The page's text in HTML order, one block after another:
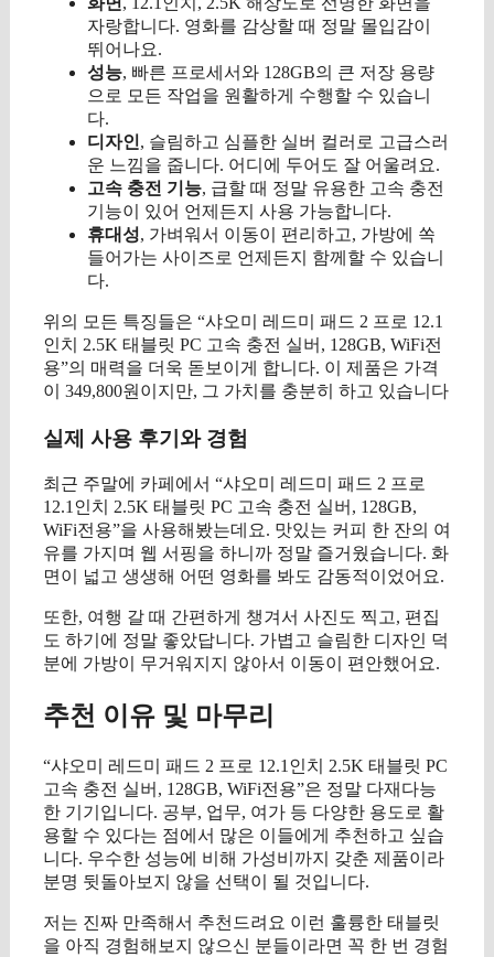
자랑합니다. 영화를 감상할 때 정말 몰입감이
뛰어나요.
성능, 빠른 프로세서와 128GB의 큰 저장 용량
으로 모든 작업을 원활하게 수행할 수 있습니
다.
디자인, 슬림하고 심플한 실버 컬러로 고급스러
운 느낌을 줍니다. 어디에 두어도 잘 어울려요.
고속 충전 기능, 급할 때 정말 유용한 고속 충전
기능이 있어 언제든지 사용 가능합니다.
휴대성, 가벼워서 이동이 편리하고, 가방에 쏙
들어가는 사이즈로 언제든지 함께할 수 있습니
다.
위의 모든 특징들은 “샤오미 레드미 패드 2 프로 12.1
인치 2.5K 태블릿 PC 고속 충전 실버, 128GB, WiFi전
용”의 매력을 더욱 돋보이게 합니다. 이 제품은 가격
이 349,800원이지만, 그 가치를 충분히 하고 있습니다
실제 사용 후기와 경험
최근 주말에 카페에서 “샤오미 레드미 패드 2 프로
12.1인치 2.5K 태블릿 PC 고속 충전 실버, 128GB,
WiFi전용”을 사용해봤는데요. 맛있는 커피 한 잔의 여
유를 가지며 웹 서핑을 하니까 정말 즐거웠습니다. 화
면이 넓고 생생해 어떤 영화를 봐도 감동적이었어요.
또한, 여행 갈 때 간편하게 챙겨서 사진도 찍고, 편집
도 하기에 정말 좋았답니다. 가볍고 슬림한 디자인 덕
분에 가방이 무거워지지 않아서 이동이 편안했어요.
추천 이유 및 마무리
“샤오미 레드미 패드 2 프로 12.1인치 2.5K 태블릿 PC
고속 충전 실버, 128GB, WiFi전용”은 정말 다재다능
한 기기입니다. 공부, 업무, 여가 등 다양한 용도로 활
용할 수 있다는 점에서 많은 이들에게 추천하고 싶습
니다. 우수한 성능에 비해 가성비까지 갖춘 제품이라
분명 뒷돌아보지 않을 선택이 될 것입니다.
저는 진짜 만족해서 추천드려요 이런 훌륭한 태블릿
을 아직 경험해보지 않으신 분들이라면 꼭 한 번 경험